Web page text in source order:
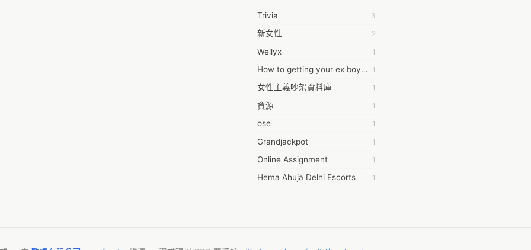
1dropwater
1dropwater ocean
20905���������
3
4104062010@gmail.com
410936012@gms.ndhu.edu.tw
6 pence
6Wresearch Market Intelligence Solutions
A'te Tsou
A-Han Lin
Trivia 3
新女性 2
Wellyx 1
How to getting your ex boyfriend back 1
女性主義吵架資料庫 1
資源 1
ose 1
Grandjackpot 1
Online Assignment 1
Hema Ahuja Delhi Escorts 1